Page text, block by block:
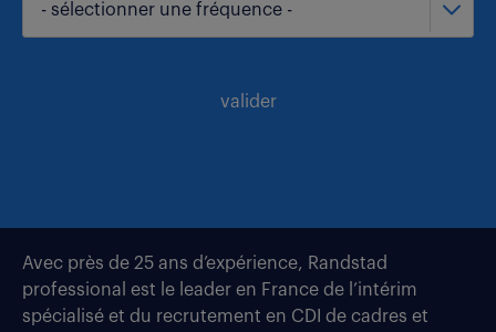
- sélectionner une fréquence -
valider
Avec près de 25 ans d’expérience, Randstad
professional est le leader en France de l’intérim
spécialisé et du recrutement en CDI de cadres et